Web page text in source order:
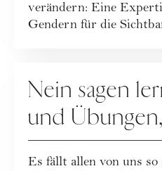
verändern: Eine
Gendern für die
Nein sagen
und
Grenzen zu
Es fällt allen von uns